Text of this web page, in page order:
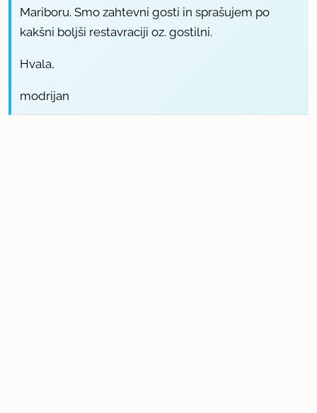
Mariboru. Smo zahtevni gosti in sprašujem po
kakšni boljši restavraciji oz. gostilni.
Hvala,
modrijan